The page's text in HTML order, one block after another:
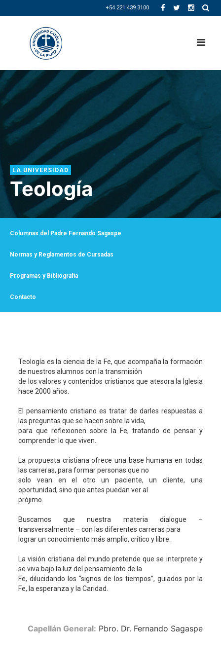
+54 221 439 3100
LA UNIVERSIDAD
Teología
Columnas del Padre Fernando Sagaspe
Normas y Reglamentos de Cursadas
Programas y Bibliografía
Contacto
Teología es la ciencia de la Fe, que acompaña la formación
de nuestros alumnos con la transmisión
de los valores y contenidos cristianos que atesora la Iglesia
hace 2000 años.
El pensamiento cristiano es tratar de darles respuestas a
las preguntas que se hacen sobre la vida,
para que reflexionen sobre la Fe, tratando de pensar y
comprender lo que viven.
La propuesta cristiana ofrece una base humana en todas
las carreras, para formar personas que no
solo vean en el otro un paciente, un cliente, una
oportunidad, sino que antes puedan ver al
prójimo.
Buscamos que nuestra materia dialogue –
transversalmente – con las diferentes carreras para
lograr un conocimiento más amplio, crítico y libre.
La visión cristiana del mundo pretende que se interprete y
se viva bajo la luz del pensamiento de la
Fe, dilucidando los “signos de los tiempos”, guiados por la
Fe, la esperanza y la Caridad.
Capellán General: Pbro. Dr. Fernando Sagaspe